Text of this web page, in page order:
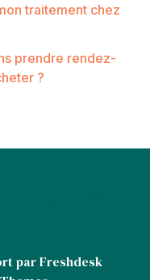
traitement chez
prendre rendez-
?
par Freshdesk